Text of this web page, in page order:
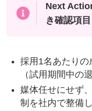
Next
き確認項目
採用1名あたり
（試用期間中の
媒体任せにせず
制を社内で整備